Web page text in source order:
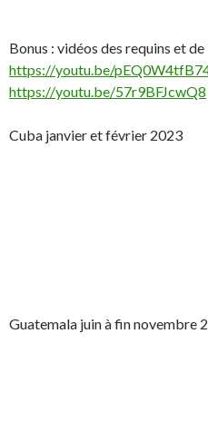
Bonus : vidéos des requins et de
https://youtu.be/
https://youtu.be/57r9BFJcwQ8
Cuba janvier et février 2023
Guatemala juin à fin novembre